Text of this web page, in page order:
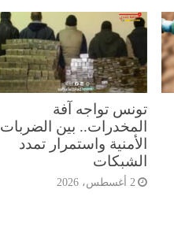
تونس تواجه آفة
المخدرات.. بين الضربات
الأمنية واستمرار تمدد
الشبكات
2 أغسطس، 2026